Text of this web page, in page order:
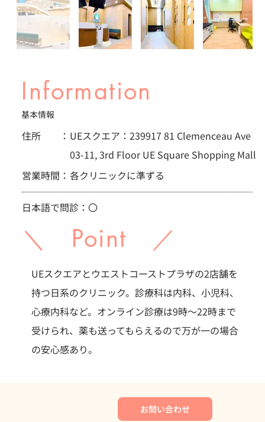
Information
基本情報
住所 ： UEスクエア：239917 81 Clemenceau Ave
03-11, 3rd Floor UE Square Shopping Mall
営業時間： 各クリニックに準ずる
日本語で問診：〇
＼ Point ／
UEスクエアとウエストコーストプラザの2店舗を
持つ日系のクリニック。診療科は内科、小児科、
心療内科など。オンライン診療は9時～22時まで
受けられ、薬も送ってもらえるので万が一の場合
の安心感あり。
お問い合わせ